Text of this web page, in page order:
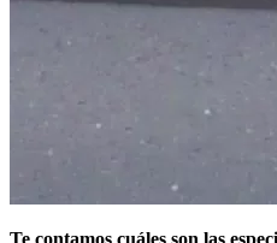
Te contamos cuáles son las